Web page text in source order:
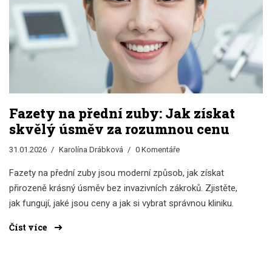
Fazety na přední zuby: Jak získat
skvělý úsměv za rozumnou cenu
31.01.2026 Karolína Drábková 0 Komentáře
Fazety na přední zuby jsou moderní způsob, jak získat
přirozeně krásný úsměv bez invazivních zákroků. Zjistěte,
jak fungují, jaké jsou ceny a jak si vybrat správnou kliniku.
Číst více